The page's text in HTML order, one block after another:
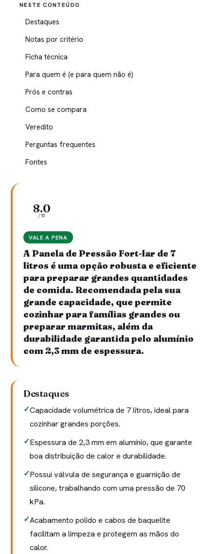
8.0
/10
VALE A PENA
A Panela de Pressão Fort-lar de 7
litros é uma opção robusta e eficiente
para preparar grandes quantidades
de comida. Recomendada pela sua
grande capacidade, que permite
cozinhar para famílias grandes ou
preparar marmitas, além da
durabilidade garantida pelo alumínio
com 2,3 mm de espessura.
Destaques
Capacidade volumétrica de 7 litros, ideal para
cozinhar grandes porções.
Espessura de 2,3 mm em alumínio, que garante
boa distribuição de calor e durabilidade.
Possui válvula de segurança e guarnição de
silicone, trabalhando com uma pressão de 70
kPa.
Acabamento polido e cabos de baquelite
facilitam a limpeza e protegem as mãos do
calor.
NESTE CONTEÚDO
Destaques
Notas por critério
Ficha técnica
Para quem é (e para quem não é)
Prós e contras
Como se compara
Veredito
Perguntas frequentes
Fontes